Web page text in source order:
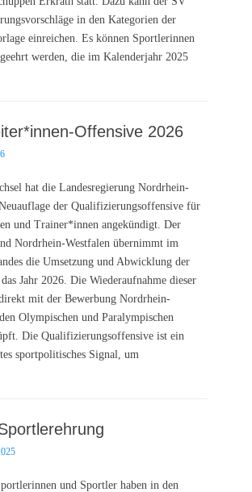
in den Kategorien der
einreichen. Es können Sportlerinnen
werden, die im Kalenderjahr 2025
Offensive 2026
hat die Landesregierung Nordrhein-
der Qualifizierungsoffensive für
und Trainer*innen angekündigt. Der
Nordrhein-Westfalen übernimmt im
die Umsetzung und Abwicklung der
Jahr 2026. Die Wiederaufnahme dieser
mit der Bewerbung Nordrhein-
Olympischen und Paralympischen
Die Qualifizierungsoffensive ist ein
sportpolitisches Signal, um
und Sportler haben in den